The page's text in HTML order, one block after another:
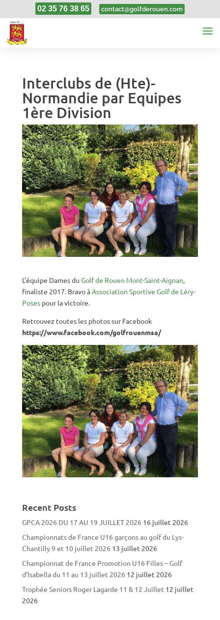
02 35 76 38 65 contact@golfderouen.com
Interclubs de (Hte)-
Normandie par Equipes
1ère Division
11, Avr, 2017|Actualités Sportives,L'association,Le
sport,Les Equipes
L’équipe Dames du Golf de Rouen Mont-Saint-Aignan,
finaliste 2017. Bravo àAssociation Sportive Golf de Léry-
Posespour la victoire.
Retrouvez toutes les photos sur Facebook
https://www.facebook.com/golfrouenmsa/
Recent Posts
GPCA 2026 DU 17 AU 19 JUILLET 2026 16 juillet 2026
Championnats de France U16 garçons au golf du Lys-
Chantilly 9 et 10 juillet 2026 13 juillet 2026
Championnat de France Promotion U16 Filles – Golf
d’Isabella du 11 au 13 juillet 2026 12 juillet 2026
Trophée Seniors Roger Lagarde 11 & 12 Juillet 12 juillet
2026